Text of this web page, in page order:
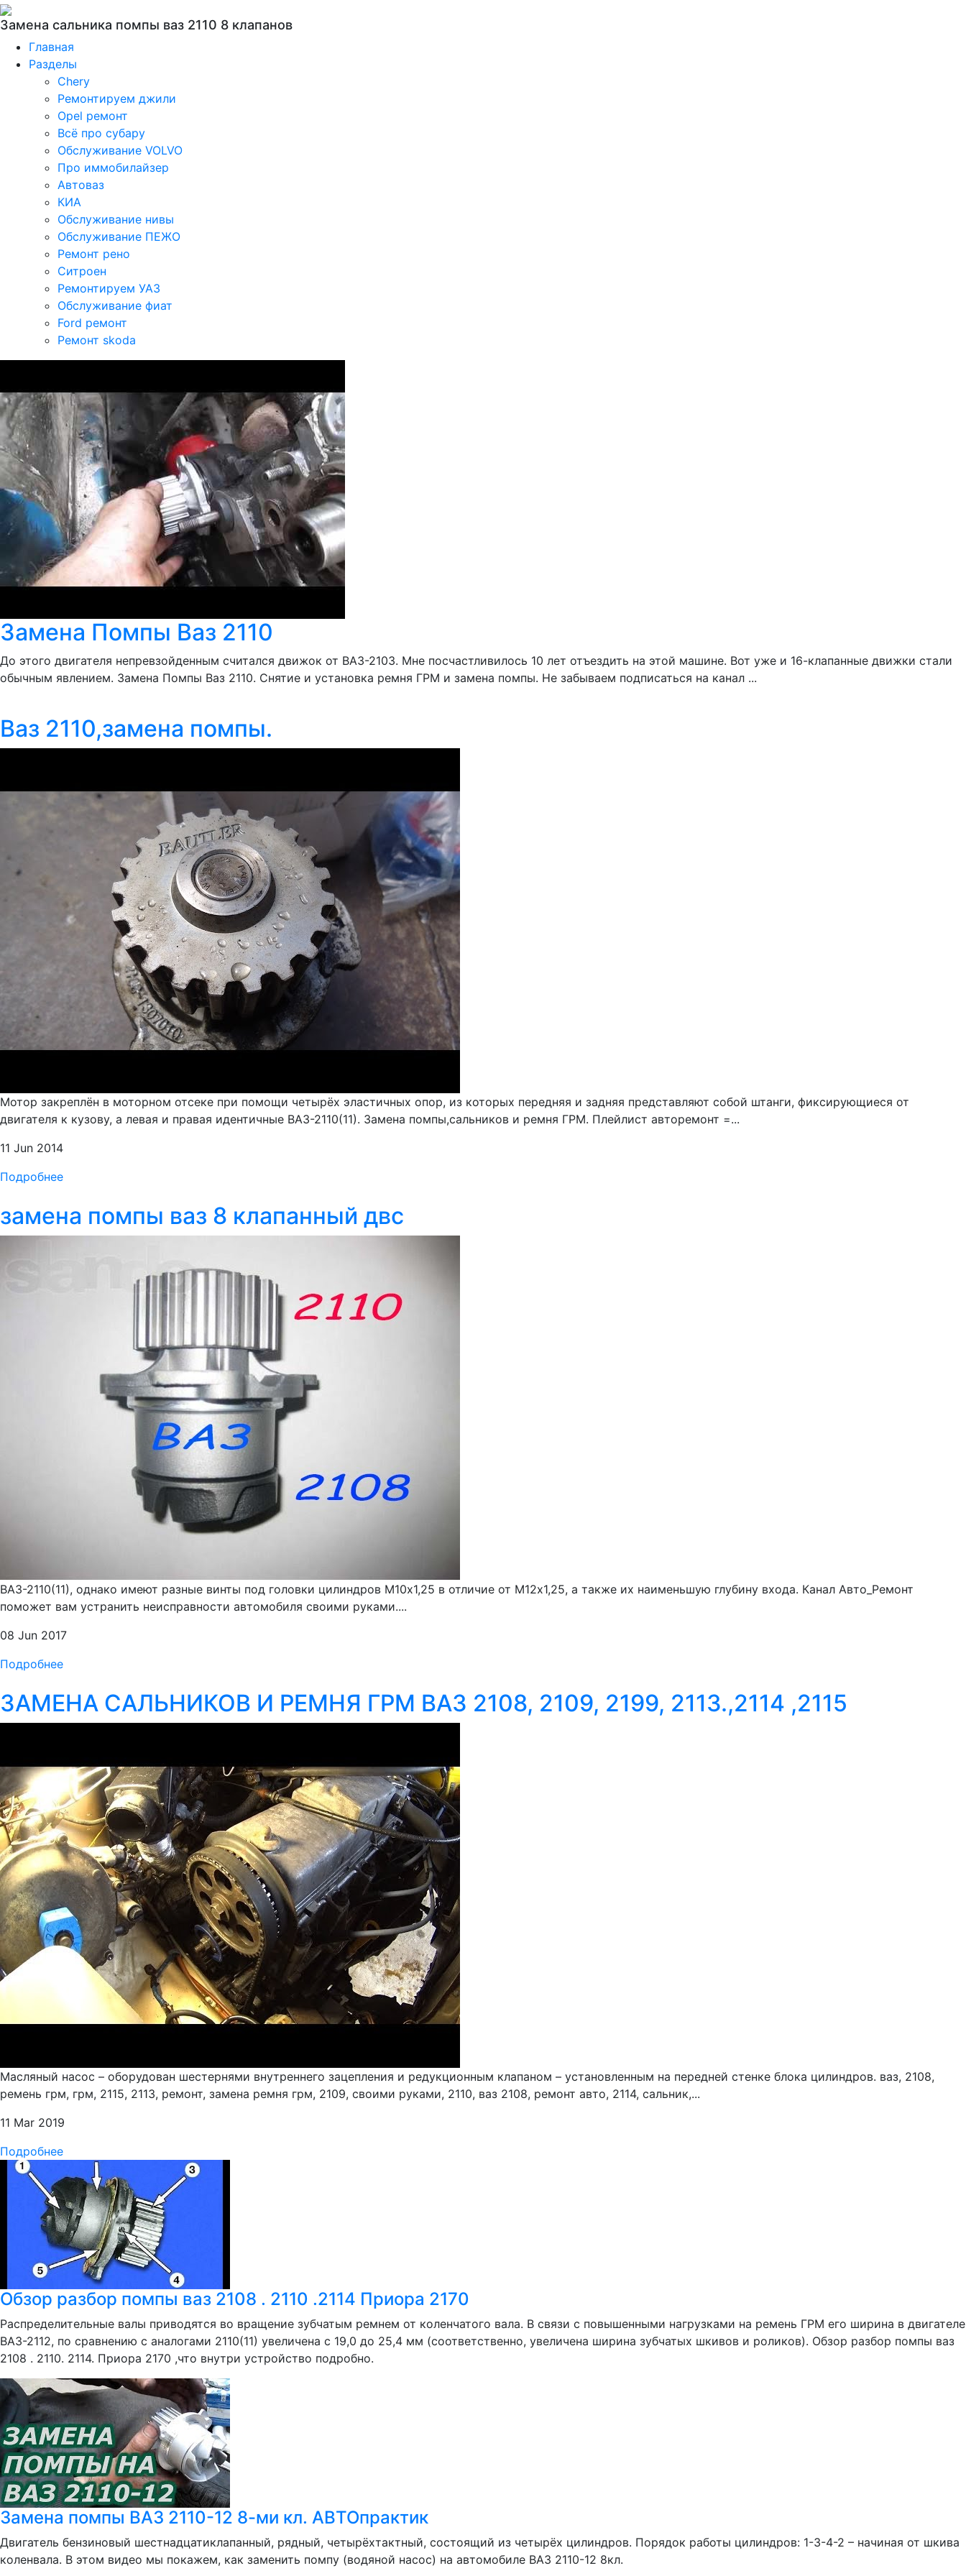
Замена сальника помпы ваз 2110 8 клапанов
Главная
Разделы
Chery
Ремонтируем джили
Opel ремонт
Всё про субару
Обслуживание VOLVO
Про иммобилайзер
Автоваз
КИА
Обслуживание нивы
Обслуживание ПЕЖО
Ремонт рено
Ситроен
Ремонтируем УАЗ
Обслуживание фиат
Ford ремонт
Ремонт skoda
Замена Помпы Ваз 2110
До этого двигателя непревзойденным считался движок от ВАЗ-2103. Мне посчастливилось 10 лет отъездить на этой машине. Вот уже и 16-клапанные движки стали
обычным явлением. Замена Помпы Ваз 2110. Снятие и установка ремня ГРМ и замена помпы. Не забываем подписаться на канал ...
Ваз 2110,замена помпы.
Мотор закреплён в моторном отсеке при помощи четырёх эластичных опор, из которых передняя и задняя представляют собой штанги, фиксирующиеся от
двигателя к кузову, а левая и правая идентичные ВАЗ-2110(11). Замена помпы,сальников и ремня ГРМ. Плейлист авторемонт =...
11 Jun 2014
Подробнее
замена помпы ваз 8 клапанный двс
ВАЗ-2110(11), однако имеют разные винты под головки цилиндров М10х1,25 в отличие от М12х1,25, а также их наименьшую глубину входа. Канал Авто_Ремонт
поможет вам устранить неисправности автомобиля своими руками....
08 Jun 2017
Подробнее
ЗАМЕНА САЛЬНИКОВ И РЕМНЯ ГРМ ВАЗ 2108, 2109, 2199, 2113.,2114 ,2115
Масляный насос – оборудован шестернями внутреннего зацепления и редукционным клапаном – установленным на передней стенке блока цилиндров. ваз, 2108,
ремень грм, грм, 2115, 2113, ремонт, замена ремня грм, 2109, своими руками, 2110, ваз 2108, ремонт авто, 2114, сальник,...
11 Mar 2019
Подробнее
Обзор разбор помпы ваз 2108 . 2110 .2114 Приора 2170
Распределительные валы приводятся во вращение зубчатым ремнем от коленчатого вала. В связи с повышенными нагрузками на ремень ГРМ его ширина в двигателе
ВАЗ-2112, по сравнению с аналогами 2110(11) увеличена с 19,0 до 25,4 мм (соответственно, увеличена ширина зубчатых шкивов и роликов). Обзор разбор помпы ваз
2108 . 2110. 2114. Приора 2170 ,что внутри устройство подробно.
Замена помпы ВАЗ 2110-12 8-ми кл. АВТОпрактик
Двигатель бензиновый шестнадцатиклапанный, рядный, четырёхтактный, состоящий из четырёх цилиндров. Порядок работы цилиндров: 1-3-4-2 – начиная от шкива
коленвала. В этом видео мы покажем, как заменить помпу (водяной насос) на автомобиле ВАЗ 2110-12 8кл.